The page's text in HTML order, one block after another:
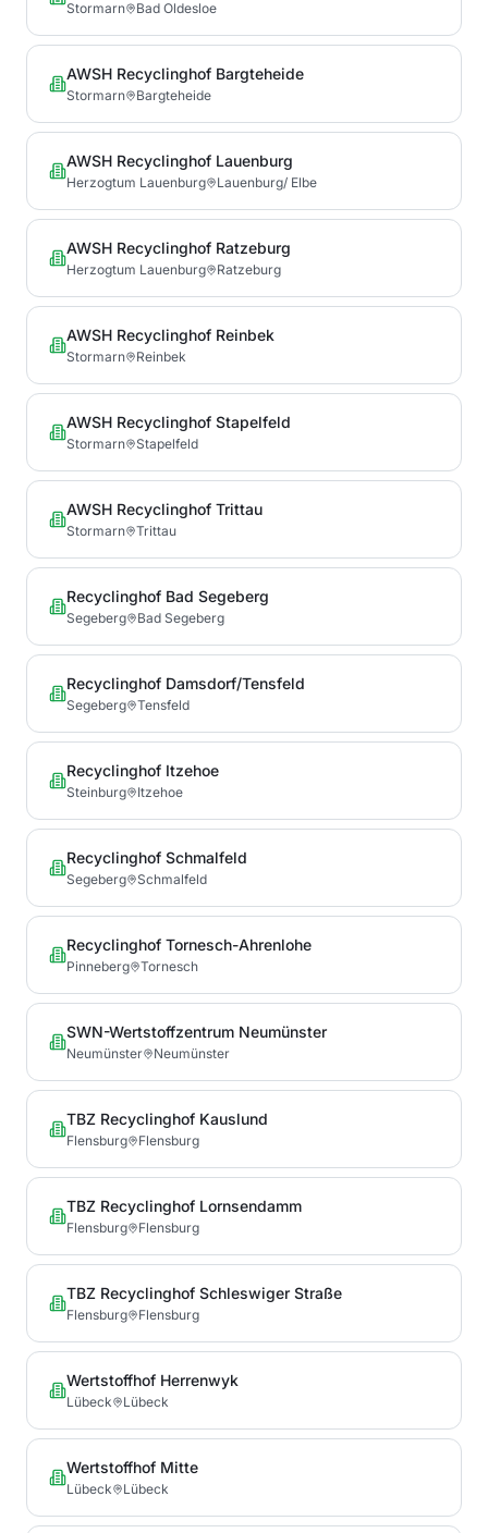
Stormarn Bad Oldesloe
AWSH Recyclinghof Bargteheide
Stormarn Bargteheide
AWSH Recyclinghof Lauenburg
Herzogtum Lauenburg Lauenburg/ Elbe
AWSH Recyclinghof Ratzeburg
Herzogtum Lauenburg Ratzeburg
AWSH Recyclinghof Reinbek
Stormarn Reinbek
AWSH Recyclinghof Stapelfeld
Stormarn Stapelfeld
AWSH Recyclinghof Trittau
Stormarn Trittau
Recyclinghof Bad Segeberg
Segeberg Bad Segeberg
Recyclinghof Damsdorf/Tensfeld
Segeberg Tensfeld
Recyclinghof Itzehoe
Steinburg Itzehoe
Recyclinghof Schmalfeld
Segeberg Schmalfeld
Recyclinghof Tornesch-Ahrenlohe
Pinneberg Tornesch
SWN-Wertstoffzentrum Neumünster
Neumünster Neumünster
TBZ Recyclinghof Kauslund
Flensburg Flensburg
TBZ Recyclinghof Lornsendamm
Flensburg Flensburg
TBZ Recyclinghof Schleswiger Straße
Flensburg Flensburg
Wertstoffhof Herrenwyk
Lübeck Lübeck
Wertstoffhof Mitte
Lübeck Lübeck